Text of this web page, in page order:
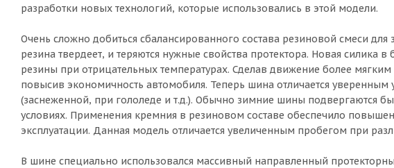
разработки новых технологий, которые использовались в этой модели.
Очень сложно добиться сбалансированного состава резиновой смеси
резина твердеет, и теряются нужные свойства протектора. Новая силика
резины при отрицательных температурах. Сделав движение более
повысив экономичность автомобиля. Теперь шина отличается
(заснеженной, при гололеде и т.д.). Обычно зимние шины подвергаются
условиях. Применения кремния в резиновом составе обеспечило
эксплуатации. Данная модель отличается увеличенным пробегом при
В шине специально использовался массивный направленный